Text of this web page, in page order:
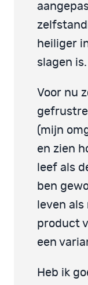
heiliger
slagen is.
Voor nu
(mijn
en zien
leef als
ben
leven
product
een
Heb ik